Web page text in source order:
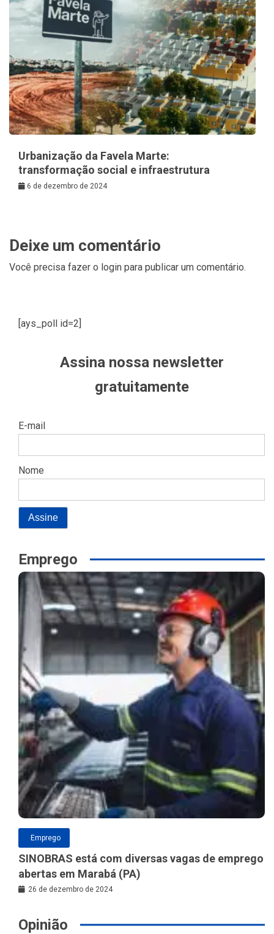
Urbanização da Favela Marte:
transformação social e infraestrutura
6 de dezembro de 2024
Deixe um comentário
Você precisa fazer o login para publicar um comentário.
[ays_poll id=2]
Assina nossa newsletter
gratuitamente
E-mail
Nome
Emprego
Emprego
SINOBRAS está com diversas vagas de emprego
abertas em Marabá (PA)
26 de dezembro de 2024
Opinião